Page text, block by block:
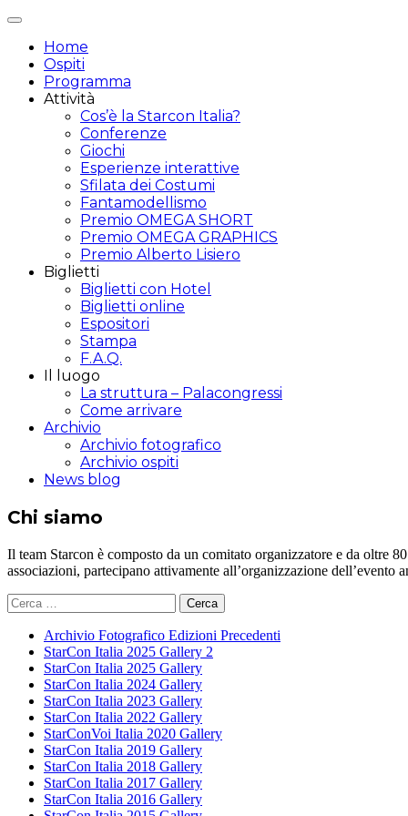
Attiva/disattiva
navigazione
Home
Ospiti
Programma
Attività
Cos’è la Starcon Italia?
Conferenze
Giochi
Esperienze interattive
Sfilata dei Costumi
Fantamodellismo
Premio OMEGA SHORT
Premio OMEGA GRAPHICS
Premio Alberto Lisiero
Biglietti
Biglietti con Hotel
Biglietti online
Espositori
Stampa
F.A.Q.
Il luogo
La struttura – Palacongressi
Come arrivare
Archivio
Archivio fotografico
Archivio ospiti
News blog
Chi siamo
Il team Starcon è composto da un comitato organizzatore e da oltre
associazioni, partecipano attivamente all’organizzazione
Ricerca
per:
Archivio Fotografico Edizioni Precedenti
StarCon Italia 2025 Gallery 2
StarCon Italia 2025 Gallery
StarCon Italia 2024 Gallery
StarCon Italia 2023 Gallery
StarCon Italia 2022 Gallery
StarConVoi Italia 2020 Gallery
StarCon Italia 2019 Gallery
StarCon Italia 2018 Gallery
StarCon Italia 2017 Gallery
StarCon Italia 2016 Gallery